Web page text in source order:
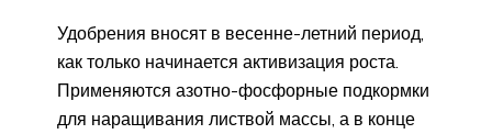
Удобрения вносят в весенне-летний период,
как только начинается активизация роста.
Применяются азотно-фосфорные подкормки
для наращивания листвой массы, а в конце